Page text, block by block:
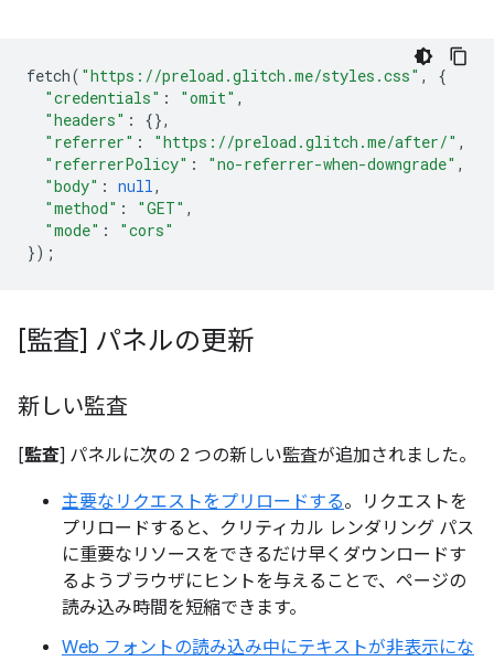
fetch( "https://preload.glitch.me/styles.css" ,
{
"credentials" : "omit" ,
"headers" :
{},
"referrer" : "https://preload.glitch.me/after/" ,
"referrerPolicy" : "no-referrer-when-downgrade" ,
"body" : null,
"method" : "GET" ,
"mode" :
"cors"
});
[監査] パネルの更新
新しい監査
[監査] パネルに次の 2 つの新しい監査が追加されました。
主要なリクエストをプリロードする。リクエストを
プリロードすると、クリティカル レンダリング パス
に重要なリソースをできるだけ早くダウンロードす
るようブラウザにヒントを与えることで、ページの
読み込み時間を短縮できます。
Web フォントの読み込み中にテキストが非表示にな